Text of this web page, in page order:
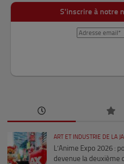
S'inscrire à notre
ART ET INDUSTRIE DE LA
L’Anime Expo 2026 :
devenue la deuxième